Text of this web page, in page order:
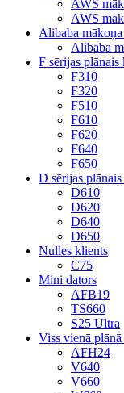
AWS
AWS
Alibaba
Alibaba
F sērijas plānais
F310
F320
F510
F610
F620
F640
F650
D sērijas
D610
D620
D640
D650
Nulles klients
C75
Mini dators
AFB19
TS660
S25 Ultra
Viss vienā
AFH24
V640
V660